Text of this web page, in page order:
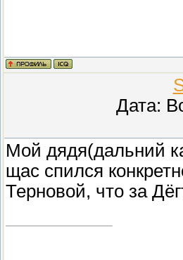
Дата:
Мой дядя(дальний
щас спился
Терновой, что за